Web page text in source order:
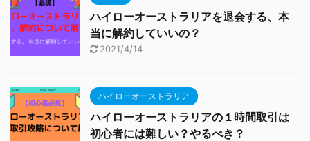
ハイローオーストラリアを退会する、本
当に解約していいの？
2021/4/14
ハイローオーストラリア
ハイローオーストラリアの１時間取引は
初心者には難しい？やるべき？